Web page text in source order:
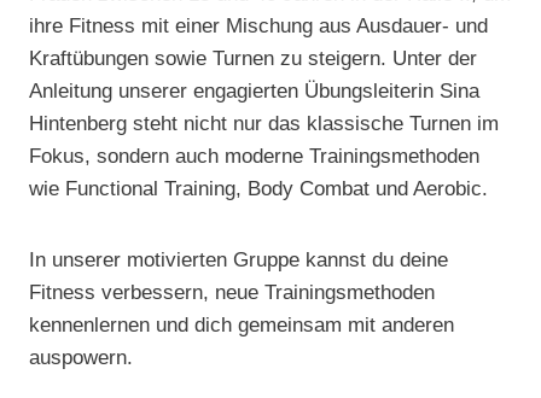
ihre Fitness mit einer Mischung aus Ausdauer- und
Kraftübungen sowie Turnen zu steigern. Unter der
Anleitung unserer engagierten Übungsleiterin Sina
Hintenberg steht nicht nur das klassische Turnen im
Fokus, sondern auch moderne Trainingsmethoden
wie Functional Training, Body Combat und Aerobic.
In unserer motivierten Gruppe kannst du deine
Fitness verbessern, neue Trainingsmethoden
kennenlernen und dich gemeinsam mit anderen
auspowern.